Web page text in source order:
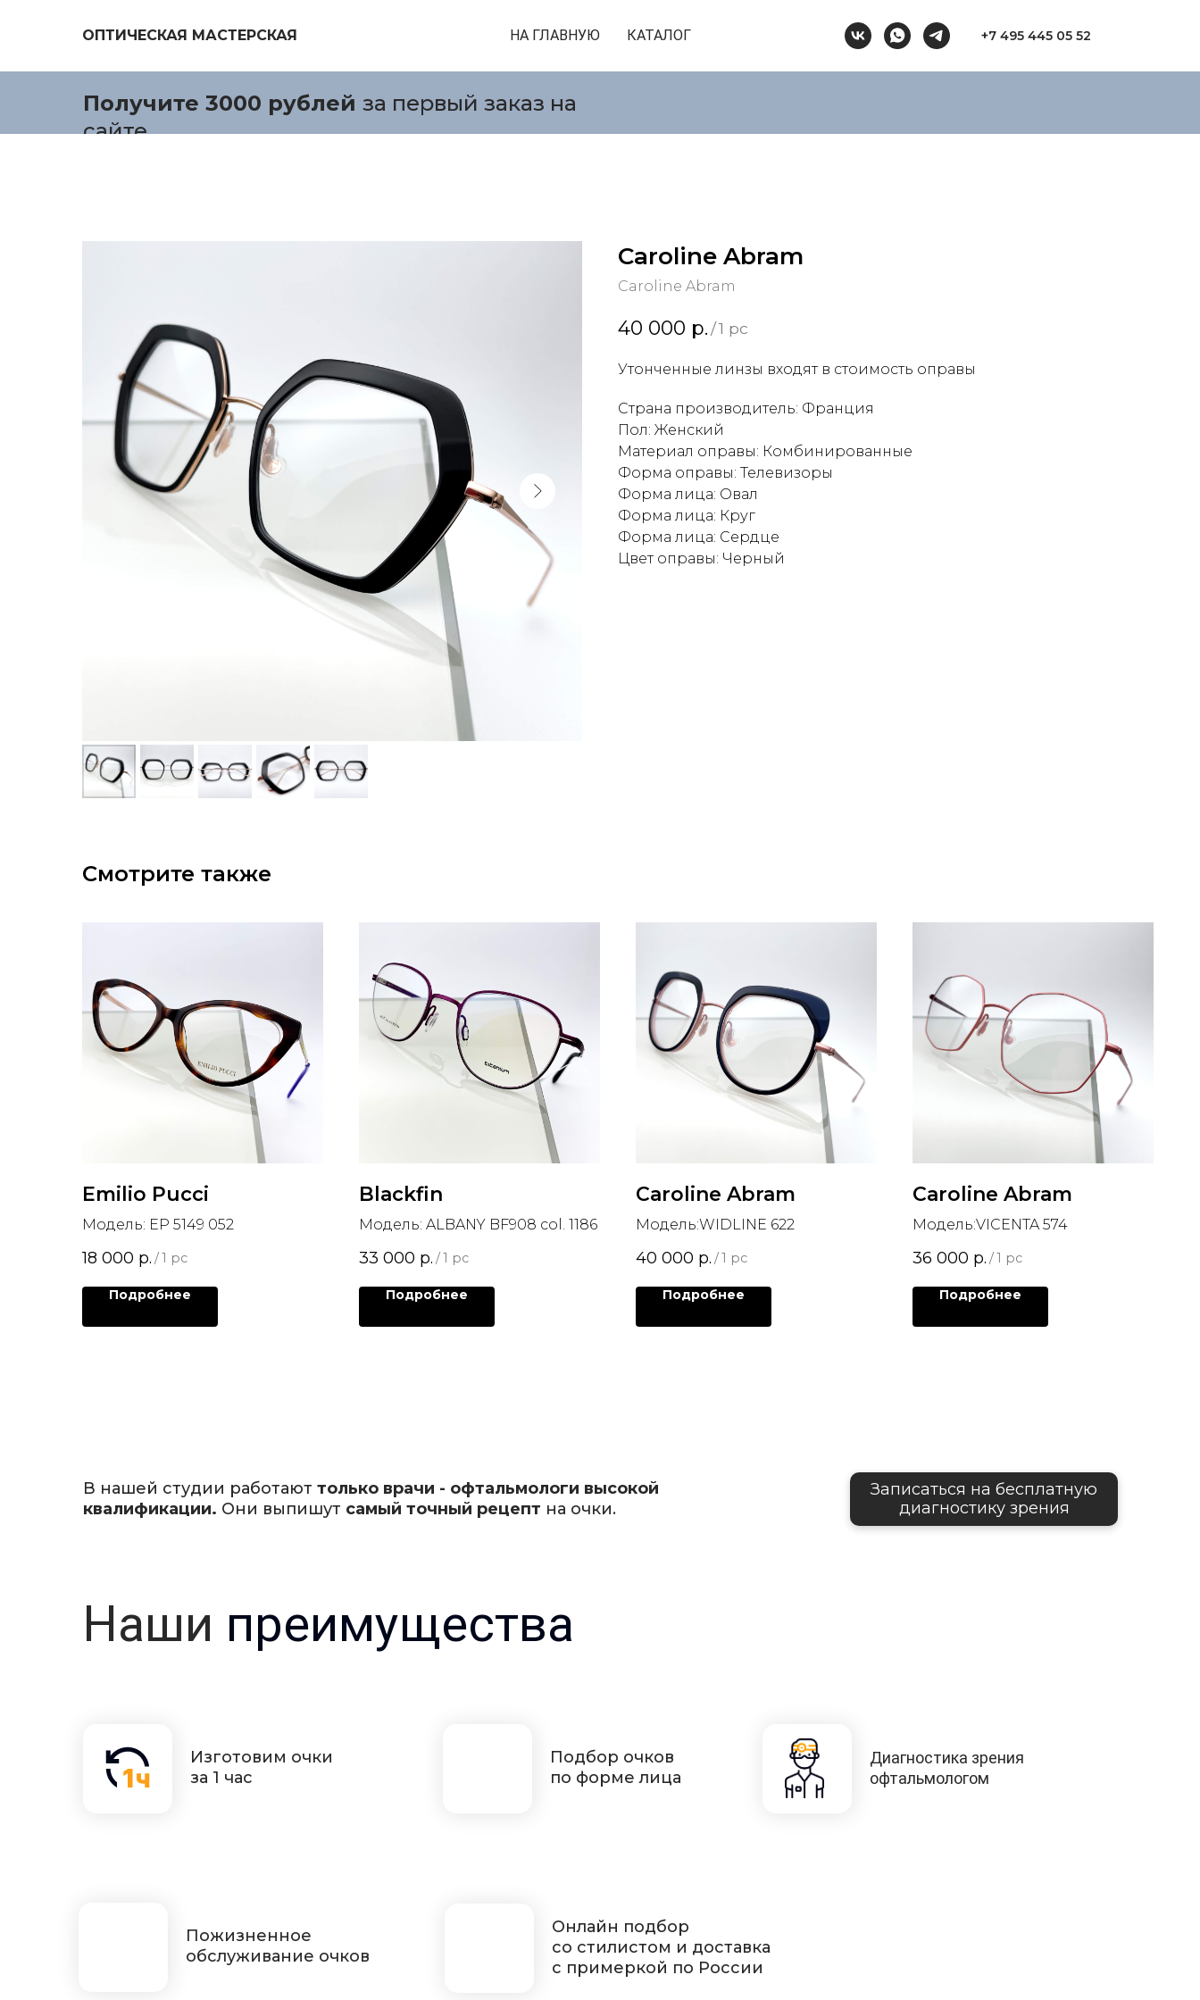
ОПТИЧЕСКАЯ МАСТЕРСКАЯ НА ГЛАВНУЮ КАТАЛОГ +7 495 445 05 52
Получите 3000 рублей за первый заказ на
сайте.
Caroline Abram
Caroline Abram
40 000 р. /1 pc
Утонченные линзы входят в стоимость оправы
Страна производитель: Франция
Пол: Женский
Материал оправы: Комбинированные
Форма оправы: Телевизоры
Форма лица: Овал
Форма лица: Круг
Форма лица: Сердце
Цвет оправы: Черный
Смотрите также
Emilio Pucci
Модель: EP 5149 052
18 000 р. /1 pc
Подробнее
Blackfin
Модель: ALBANY BF908 col. 1186
33 000 р. /1 pc
Подробнее
Caroline Abram
Модель:WIDLINE 622
40 000 р. /1 pc
Подробнее
Caroline Abram
Модель:VICENTA 574
36 000 р. /1 pc
Подробнее
В нашей студии работают только врачи - офтальмологи высокой
квалификации. Они выпишут самый точный рецепт на очки.
Записаться на бесплатную
диагностику зрения
Наши преимущества
Изготовим очки
за 1 час
Подбор очков
по форме лица
Пожизненное
обслуживание очков
Онлайн подбор
со стилистом и доставка
с примеркой по России
Диагностика зрения
офтальмологом